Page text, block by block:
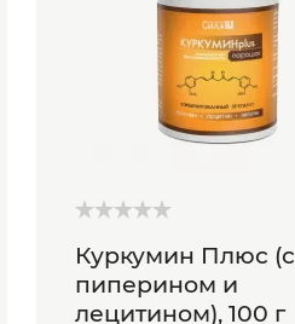
Куркумин Плюс (с
пиперином и
лецитином), 100 г